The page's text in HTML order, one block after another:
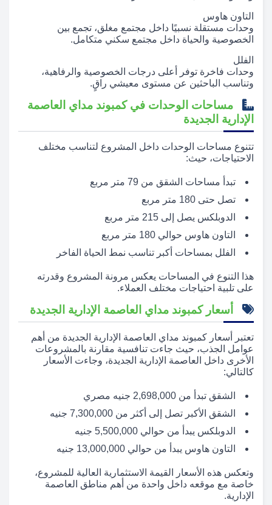
التاون هاوس
وحدات مستقلة نسبيًا داخل مجتمع مغلق، تجمع بين
الخصوصية والحياة داخل مجتمع سكني متكامل.
الفلل
وحدات فاخرة توفر أعلى درجات الخصوصية والرفاهية،
وتناسب الباحثين عن مستوى معيشي راقٍ.
مساحات الوحدات في كمبوند مداي العاصمة
الإدارية الجديدة
تتنوع مساحات الوحدات داخل المشروع لتناسب مختلف
الاحتياجات، حيث:
تبدأ مساحات الشقق من 79 متر مربع
تصل حتى 180 متر مربع
الدوبلكس يصل إلى 215 متر مربع
التاون هاوس حوالي 180 متر مربع
الفلل بمساحات أكبر تناسب نمط الحياة الفاخر
هذا التنوع في المساحات يعكس مرونة المشروع وقدرته
على تلبية احتياجات مختلف العملاء.
أسعار كمبوند مداي العاصمة الإدارية الجديدة
تعتبر أسعار كمبوند مداي العاصمة الإدارية الجديدة من أهم
عوامل الجذب، حيث جاءت تنافسية مقارنة بالمشروعات
الأخرى داخل العاصمة الإدارية الجديدة، وجاءت الأسعار
كالتالي:
الشقق تبدأ من 2,698,000 جنيه مصري
الشقق الأكبر تصل إلى أكثر من 7,300,000 جنيه
الدوبلكس يبدأ من حوالي 5,500,000 جنيه
التاون هاوس يبدأ من حوالي 13,000,000 جنيه
وتعكس هذه الأسعار القيمة الاستثمارية العالية للمشروع،
خاصة مع موقعه داخل واحدة من أهم مناطق العاصمة
الإدارية.